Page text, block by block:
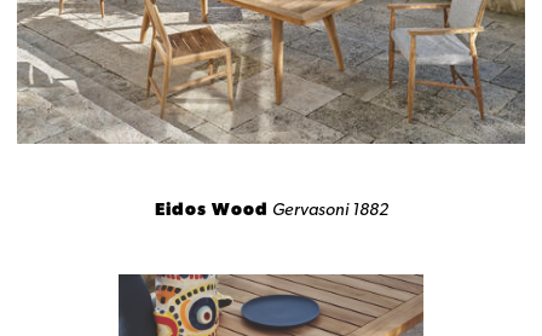
Eidos Wood Gervasoni 1882